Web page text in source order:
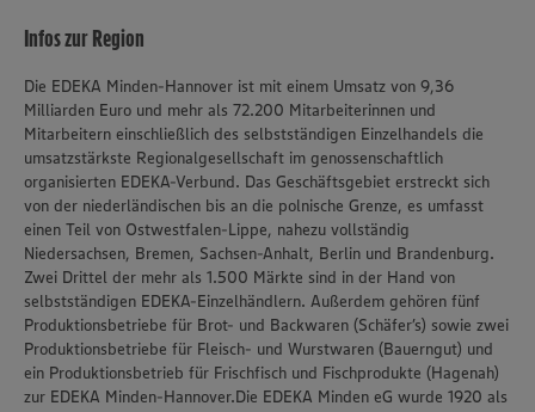
Infos zur Region
Die EDEKA Minden-Hannover ist mit einem Umsatz von 9,36
Milliarden Euro und mehr als 72.200 Mitarbeiterinnen und
Mitarbeitern einschließlich des selbstständigen Einzelhandels die
umsatzstärkste Regionalgesellschaft im genossenschaftlich
organisierten EDEKA-Verbund. Das Geschäftsgebiet erstreckt sich
von der niederländischen bis an die polnische Grenze, es umfasst
einen Teil von Ostwestfalen-Lippe, nahezu vollständig
Niedersachsen, Bremen, Sachsen-Anhalt, Berlin und Brandenburg.
Zwei Drittel der mehr als 1.500 Märkte sind in der Hand von
selbstständigen EDEKA-Einzelhändlern. Außerdem gehören fünf
Produktionsbetriebe für Brot- und Backwaren (Schäfer’s) sowie zwei
Produktionsbetriebe für Fleisch- und Wurstwaren (Bauerngut) und
ein Produktionsbetrieb für Frischfisch und Fischprodukte (Hagenah)
zur EDEKA Minden-Hannover.Die EDEKA Minden eG wurde 1920 als